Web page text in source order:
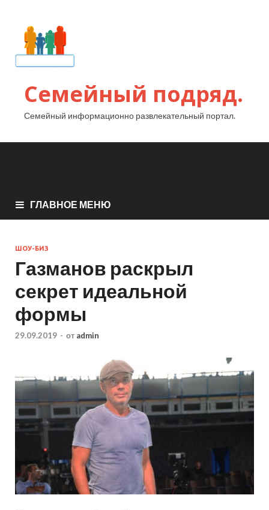
Семейный подряд.
Семейный информационно развлекательный портал.
ГЛАВНОЕ МЕНЮ
ШОУ-БИЗ
Газманов раскрыл
секрет идеальной
формы
29.09.2019 - от admin